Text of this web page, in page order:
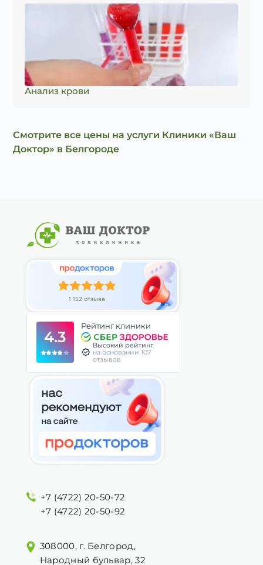
Анализ крови
Смотрите все цены на услуги Клиники «Ваш
Доктор» в Белгороде
1 152 отзыва
4.3
Рейтинг клиники
Высокий рейтинг
на основании 107
отзывов
+7 (4722) 20-50-72
+7 (4722) 20-50-92
308000, г. Белгород,
Народный бульвар, 32